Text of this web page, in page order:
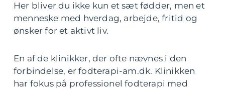
Her bliver du ikke kun et sæt fødder, men et
menneske med hverdag, arbejde, fritid og
ønsker for et aktivt liv.
En af de klinikker, der ofte nævnes i den
forbindelse, er fodterapi-am.dk. Klinikken
har fokus på professionel fodterapi med